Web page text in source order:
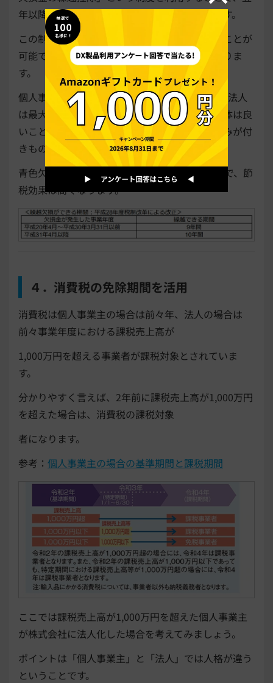
年以降に発生した利益と相殺することができます。
この制度は個人事業主、株式会社共に利用することが
可能ですが、繰越できる期間に大きな違いがありま
す。
個人事業主は3年間利用可能であるのに対して、法人
は最大10年間利用可能になります。赤字決算自体は良
いことではありませんが、企業の業績は浮き沈みが付
きものです。
青色欠損金の繰越控除を10年間利用できることで、節
税効果は高くなります。
４．消費税の免除期間を活用
消費税は個人事業主の場合は前々年、法人の場合は
前々事業年度における課税売上高が
1,000万円を超える事業者が課税対象とされていま
す。
分かりやすく言えば、2年前に課税売上高が1,000万円
を超えた場合は、消費税の課税対象
者になります。
参考： 個人事業主の場合の基準期間と課税期間
ここでは課税売上高が1,000万円を超えた個人事業主
が株式会社に法人化した場合を考え てみましょう。
ポイントは「個人事業主」と「法人」では人格が違う
ということです。